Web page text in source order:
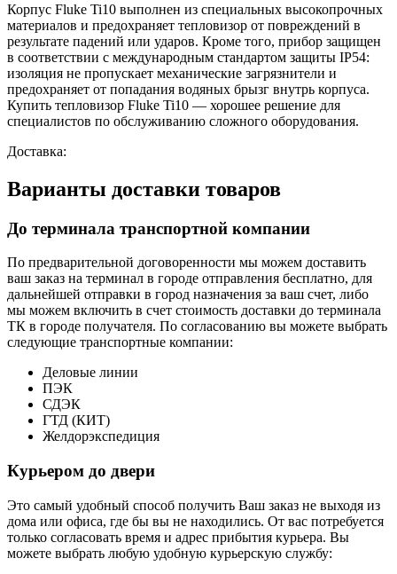
Корпус Fluke Ti10 выполнен из специальных высокопрочных
материалов и предохраняет тепловизор от повреждений в
результате падений или ударов. Кроме того, прибор защищен
в соответствии с международным стандартом защиты IP54:
изоляция не пропускает механические загрязнители и
предохраняет от попадания водяных брызг внутрь корпуса.
Купить тепловизор Fluke Ti10 — хорошее решение для
специалистов по обслуживанию сложного оборудования.
Доставка:
Варианты доставки товаров
До терминала транспортной компании
По предварительной договоренности мы можем доставить
ваш заказ на терминал в городе отправления бесплатно, для
дальнейшей отправки в город назначения за ваш счет, либо
мы можем включить в счет стоимость доставки до терминала
ТК в городе получателя. По согласованию вы можете выбрать
следующие транспортные компании:
Деловые линии
ПЭК
СДЭК
ГТД (КИТ)
Желдорэкспедиция
Курьером до двери
Это самый удобный способ получить Ваш заказ не выходя из
дома или офиса, где бы вы не находились. От вас потребуется
только согласовать время и адрес прибытия курьера. Вы
можете выбрать любую удобную курьерскую службу: